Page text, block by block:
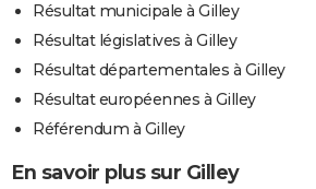
Résultat municipale à Gilley
Résultat législatives à Gilley
Résultat départementales à Gilley
Résultat européennes à Gilley
Référendum à Gilley
En savoir plus sur Gilley